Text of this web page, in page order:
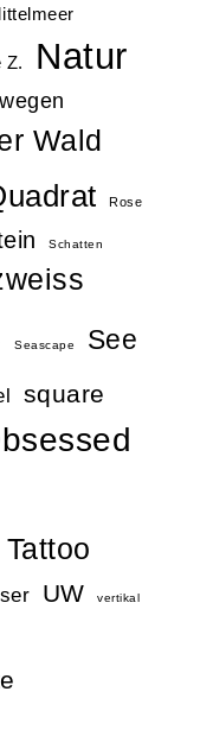
Z. Natur
Wald
Rose
Schatten
Seascape See
square
Tattoo
UW vertikal